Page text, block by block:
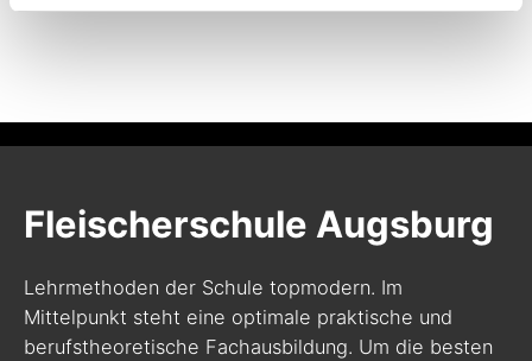
Fleischerschule Augsburg
Lehrmethoden der Schule topmodern. Im
Mittelpunkt steht eine optimale praktische und
berufstheoretische Fachausbildung. Um die besten